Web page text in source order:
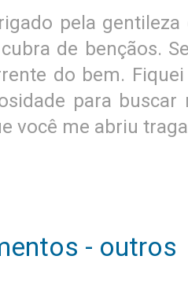
pela
de bençãos.
do bem.
para
você me abriu
- outros